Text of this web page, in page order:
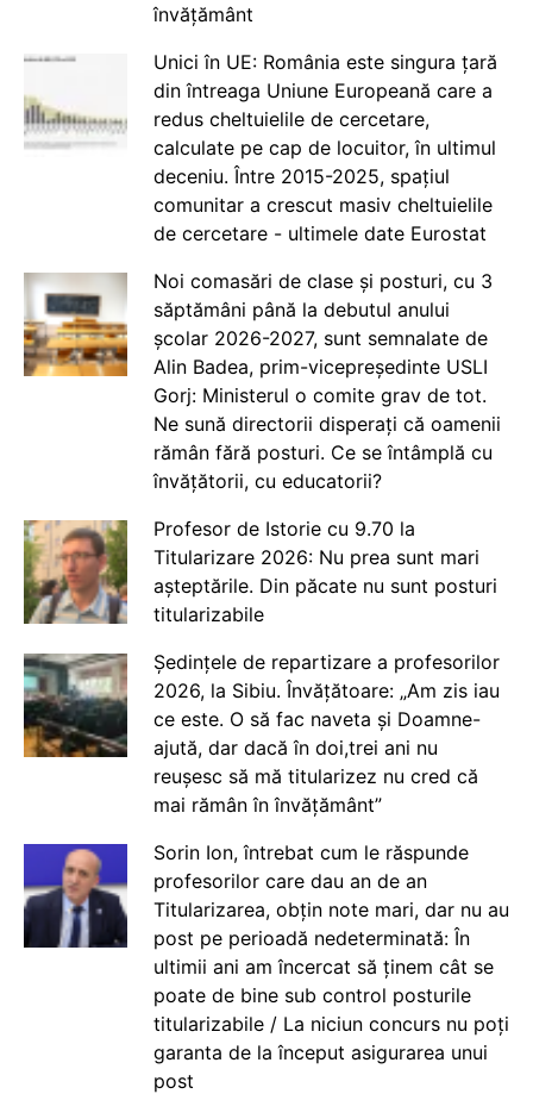
învățământ
Unici în UE: România este singura țară
din întreaga Uniune Europeană care a
redus cheltuielile de cercetare,
calculate pe cap de locuitor, în ultimul
deceniu. Între 2015-2025, spațiul
comunitar a crescut masiv cheltuielile
de cercetare - ultimele date Eurostat
Noi comasări de clase și posturi, cu 3
săptămâni până la debutul anului
școlar 2026-2027, sunt semnalate de
Alin Badea, prim-vicepreședinte USLI
Gorj: Ministerul o comite grav de tot.
Ne sună directorii disperați că oamenii
rămân fără posturi. Ce se întâmplă cu
învățătorii, cu educatorii?
Profesor de Istorie cu 9.70 la
Titularizare 2026: Nu prea sunt mari
așteptările. Din păcate nu sunt posturi
titularizabile
Ședințele de repartizare a profesorilor
2026, la Sibiu. Învățătoare: „Am zis iau
ce este. O să fac naveta și Doamne-
ajută, dar dacă în doi,trei ani nu
reușesc să mă titularizez nu cred că
mai rămân în învățământ”
Sorin Ion, întrebat cum le răspunde
profesorilor care dau an de an
Titularizarea, obțin note mari, dar nu au
post pe perioadă nedeterminată: În
ultimii ani am încercat să ținem cât se
poate de bine sub control posturile
titularizabile / La niciun concurs nu poți
garanta de la început asigurarea unui
post